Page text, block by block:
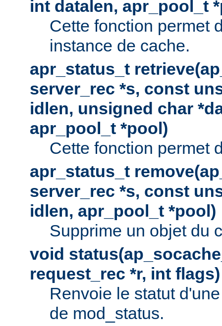
int datalen, apr_pool_t
Cette fonction permet
instance de cache.
apr_status_t
server_rec *s, const
idlen, unsigned char
apr_pool_t *pool)
Cette fonction permet
apr_status_t
server_rec *s, const
idlen, apr_pool_t *pool)
Supprime un objet du
void
request_rec *r, int flags)
Renvoie le statut
de mod_status.